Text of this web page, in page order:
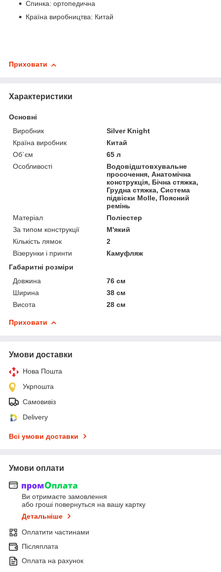
Спинка: ортопедична
Країна виробництва: Китай
Приховати
Характеристики
Основні
Виробник
Silver Knight
Країна виробник
Китай
Об`єм
65 л
Особливості
Водовідштовхувальне
просочення, Анатомічна
конструкція, Бічна стяжка,
Грудна стяжка, Система
підвіски Molle, Поясний
ремінь
Матеріал
Поліестер
За типом конструкції
М'який
Кількість лямок
2
Візерунки і принти
Камуфляж
Габаритні розміри
Довжина
76 см
Ширина
38 см
Висота
28 см
Приховати
Умови доставки
Нова Пошта
Укрпошта
Самовивіз
Delivery
Всі умови доставки
Умови оплати
Ви отримаєте замовлення
або гроші повернуться на вашу картку
Детальніше
Оплатити частинами
Післяплата
Оплата на рахунок